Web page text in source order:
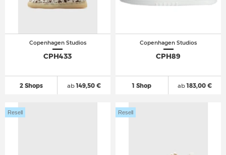
Copenhagen Studios
CPH433
2 Shops ab149,50 €
Copenhagen Studios
CPH89
1 Shop ab183,00 €
Resell Resell